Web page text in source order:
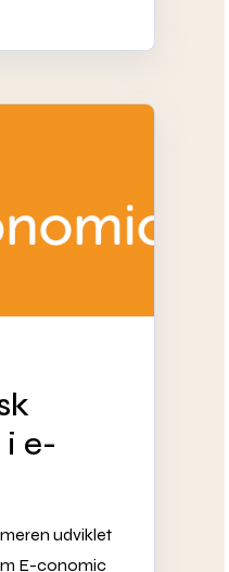
e-
udviklet
E-conomic